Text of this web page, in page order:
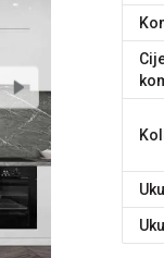
Cijena za